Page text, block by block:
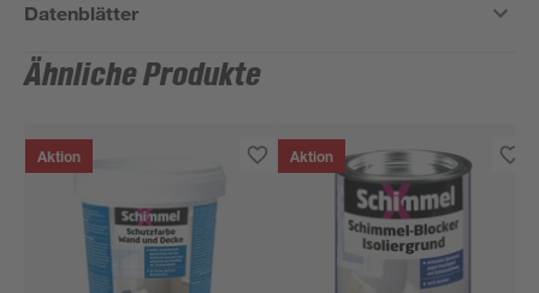
Datenblätter
Ähnliche Produkte
Aktion Aktion